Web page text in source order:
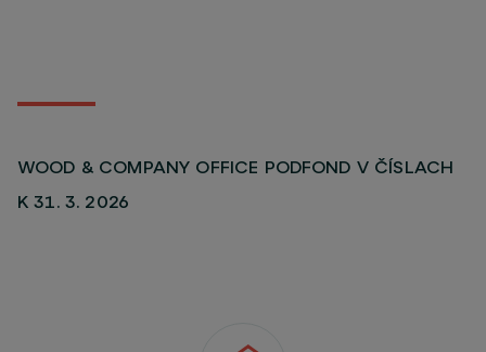
WOOD & COMPANY OFFICE PODFOND V ČÍSLACH
K 31. 3. 2026